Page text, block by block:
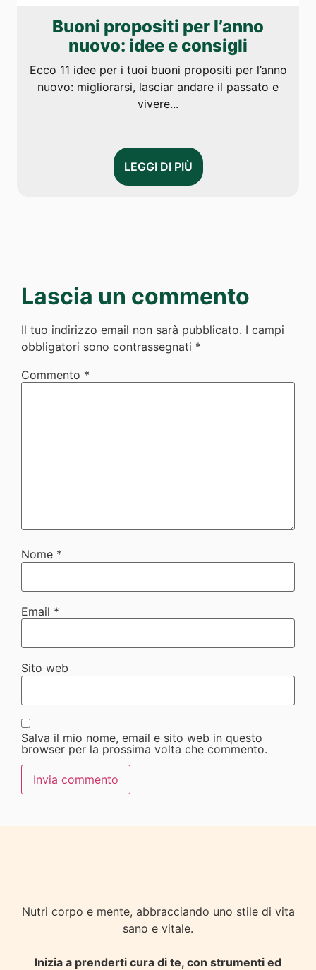
Buoni propositi per l’anno
nuovo: idee e consigli
Ecco 11 idee per i tuoi buoni propositi per l’anno
nuovo: migliorarsi, lasciar andare il passato e
vivere...
LEGGI DI PIÙ
Lascia un commento
Il tuo indirizzo email non sarà pubblicato. I campi
obbligatori sono contrassegnati *
Commento *
Nome *
Email *
Sito web
Salva il mio nome, email e sito web in questo
browser per la prossima volta che commento.
Nutri corpo e mente, abbracciando uno stile di vita
sano e vitale.
Inizia a prenderti cura di te, con strumenti ed